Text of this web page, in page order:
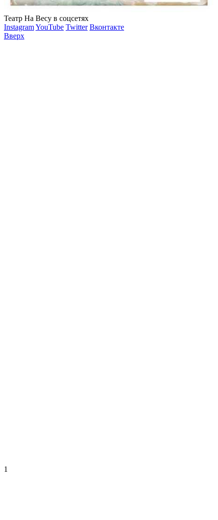
Театр На Весу в соцсетях
InstagramYouTube Twitter Вконтакте
Вверх
1